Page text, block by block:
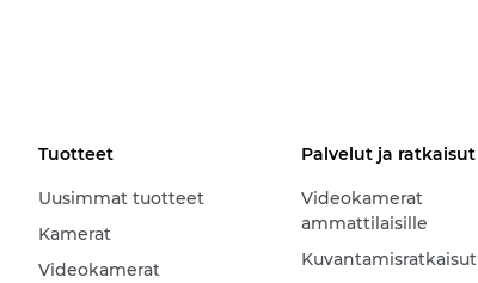
Tuotteet
Uusimmat tuotteet
Kamerat
Videokamerat
Palvelut ja ratkaisut
Videokamerat
ammattilaisille
Kuvantamisratkaisut